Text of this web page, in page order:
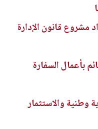
مشروع قانون الإدارة
بأعمال السفارة
وطنية والاستثمار